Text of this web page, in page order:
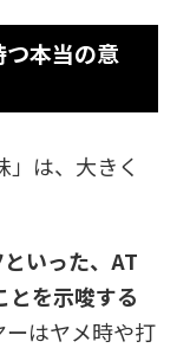
本当の意
は、大きく
いった、AT
とを示唆する
はヤメ時や打